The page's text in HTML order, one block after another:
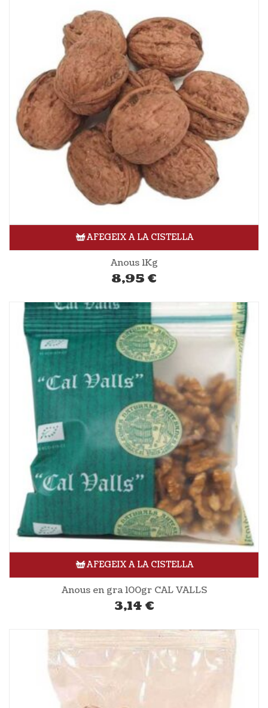
AFEGEIX A LA CISTELLA
Anous 1Kg
8,95 €
AFEGEIX A LA CISTELLA
Anous en gra 100gr CAL VALLS
3,14 €